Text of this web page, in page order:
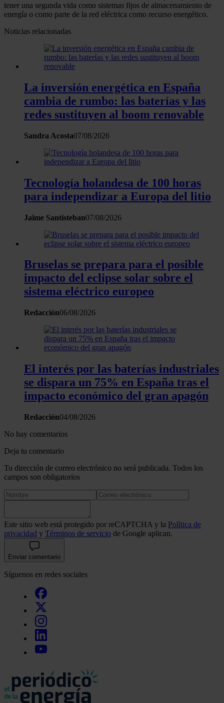
Obtenga más información sobre cómo se procesan sus
datos personales y establezca sus preferencias en la
sección de datos
de cookies.
el contenido y los anuncios, ofrecer funciones de redes
sociales y analizar el tráfico. Además, compartimos
información sobre el uso que haga del sitio web con
web, quienes pueden combinarla con otra información
que les haya proporcionado o que hayan recopilado a
partir del uso que haya hecho de sus servicios.
tener una segunda vida como sistemas fijos de almacenamiento de
energía o como parte de la red eléctrica como recurso energético.
Noticias relacionadas
La inversión energética en España
cambia de rumbo: las baterías y las
redes sustituyen al boom renovable
Sandra Acosta07/08/2026
Tecnología holandesa de 100 horas
para independizar a Europa del litio
Jaime Santisteban07/08/2026
Bruselas se prepara para el posible
impacto del eclipse solar sobre el
sistema eléctrico europeo
Redacción06/08/2026
El interés por las baterías industriales
se dispara un 75% en España tras el
impacto económico del gran apagón
Redacción04/08/2026
No hay comentarios
Deja tu comentario
Tu dirección de correo electrónico no será publicada. Todos los
campos son obligatorios
Este sitio web está protegido por reCAPTCHA y la Política de
privacidad y Términos de servicio de Google aplican.
Enviar comentario
Síguenos en redes sociales